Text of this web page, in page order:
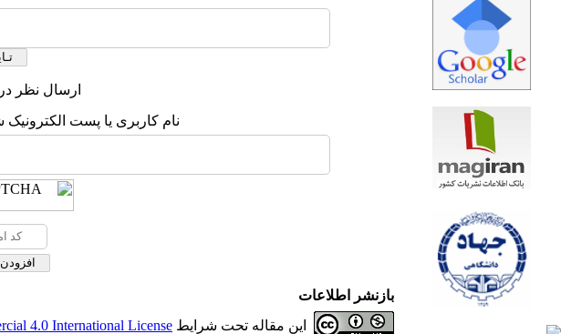
ارسال نظر
نام کاربری یا پست الکترونیک
بازنشر اطلاعات
این مقاله تحت شرایط 4.0 International License